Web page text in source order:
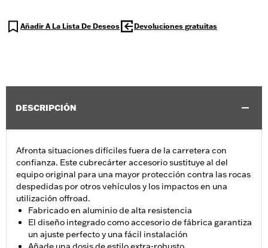
Añadir A La Lista De Deseos Devoluciones gratuitas
DESCRIPCIÓN
Afronta situaciones difíciles fuera de la carretera con
confianza. Este cubrecárter accesorio sustituye al del
equipo original para una mayor protección contra las rocas
despedidas por otros vehículos y los impactos en una
utilización offroad.
Fabricado en aluminio de alta resistencia
El diseño integrado como accesorio de fábrica garantiza
un ajuste perfecto y una fácil instalación